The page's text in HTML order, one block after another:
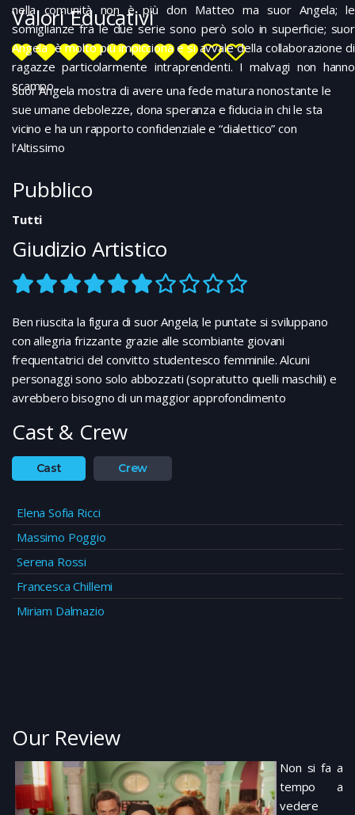
nella comunità non è più don Matteo ma suor Angela; le
somiglianze fra le due serie sono però solo in superficie; suor
Angela è molto più impicciona e si avvale della collaborazione di
ragazze particolarmente intraprendenti. I malvagi non hanno
scampo…
Valori Educativi
Suor Angela mostra di avere una fede matura nonostante le
sue umane debolezze, dona speranza e fiducia in chi le sta
vicino e ha un rapporto confidenziale e “dialettico” con
l’Altissimo
Pubblico
Tutti
Giudizio Artistico
Ben riuscita la figura di suor Angela; le puntate si sviluppano
con allegria frizzante grazie alle scombiante giovani
frequentatrici del convitto studentesco femminile. Alcuni
personaggi sono solo abbozzati (sopratutto quelli maschili) e
avrebbero bisogno di un maggior approfondimento
Cast & Crew
Cast Crew
Elena Sofia Ricci
Massimo Poggio
Serena Rossi
Francesca Chillemi
Miriam Dalmazio
Our Review
Non si fa a
tempo a
vedere